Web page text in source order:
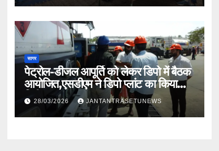
सागर
पेट्रोल-डीजल आपूर्ति को लेकर डिपो में बैठक
आयोजित,एसडीएम ने डिपो प्लांट का किया
निरीक्षण
28/03/2026 JANTANTRASETUNEWS